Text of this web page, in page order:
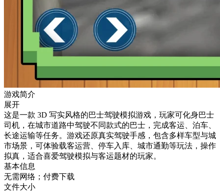
游戏简介
展开
这是一款 3D 写实风格的巴士驾驶模拟游戏，玩家可化身巴士
司机，在城市道路中驾驶不同款式的巴士，完成客运、泊车、
长途运输等任务。游戏还原真实驾驶手感，包含多样车型与城
市场景，可体验载客运营、停车入库、城市通勤等玩法，操作
拟真，适合喜爱驾驶模拟与客运题材的玩家。
基本信息
无需网络；付费下载
文件大小